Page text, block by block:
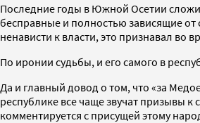
Последние годы в Южной Осетии
бесправные и полностью зависящие
ненависти к власти, это признавал во
По иронии судьбы, и его самого в
Да и главный довод о том, что «за
республике все чаще звучат призывы
комментируется с присущей этому